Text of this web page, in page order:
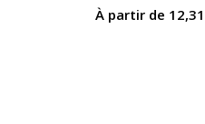
À partir de 12,31